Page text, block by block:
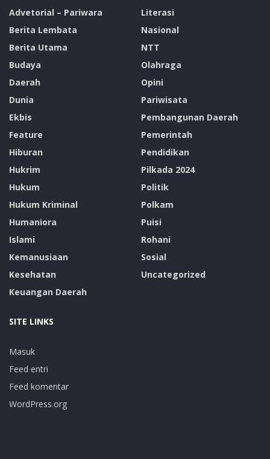
Advetorial – Pariwara
Berita Lembata
Berita Utama
Budaya
Daerah
Dunia
Ekbis
Feature
Hiburan
Hukrim
Hukum
Hukum Kriminal
Humaniora
Islami
Kemanusiaan
Kesehatan
Keuangan Daerah
Literasi
Nasional
NTT
Olahraga
Opini
Pariwisata
Pembangunan Daerah
Pemerintah
Pendidikan
Pilkada 2024
Politik
Polkam
Puisi
Rohani
Sosial
Uncategorized
SITE LINKS
Masuk
Feed entri
Feed komentar
WordPress.org